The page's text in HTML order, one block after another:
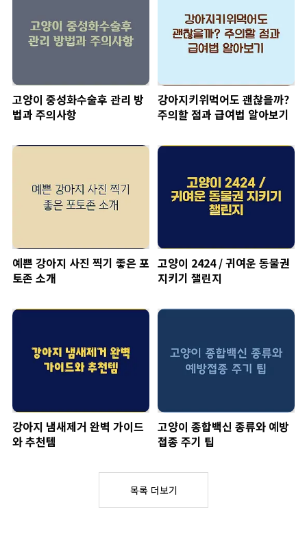
고양이 중성화수술후 관리 방
법과 주의사항
강아지키위먹어도 괜찮을까?
주의할 점과 급여법 알아보기
예쁜 강아지 사진 찍기 좋은 포
토존 소개
고양이 2424 / 귀여운 동물권
지키기 챌린지
강아지 냄새제거 완벽 가이드
와 추천템
고양이 종합백신 종류와 예방
접종 주기 팁
목록 더보기